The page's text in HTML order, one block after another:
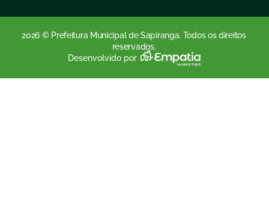
2026 © Prefeitura Municipal de Sapiranga. Todos os direitos
reservados.
Desenvolvido por